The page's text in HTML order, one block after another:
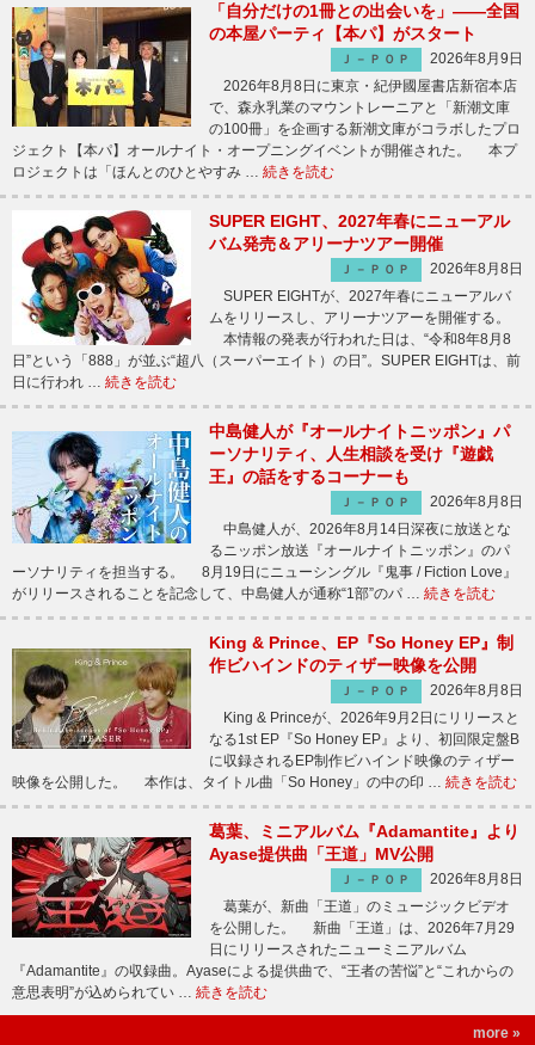
「自分だけの1冊との出会いを」――全国
の本屋パーティ【本パ】がスタート
Ｊ－ＰＯＰ
2026年8月9日
2026年8月8日に東京・紀伊國屋書店新宿本店
で、森永乳業のマウントレーニアと「新潮文庫
の100冊」を企画する新潮文庫がコラボしたプロ
ジェクト【本パ】オールナイト・オープニングイベントが開催された。 本プ
ロジェクトは「ほんとのひとやすみ … 続きを読む
SUPER EIGHT、2027年春にニューアル
バム発売＆アリーナツアー開催
Ｊ－ＰＯＰ
2026年8月8日
SUPER EIGHTが、2027年春にニューアルバ
ムをリリースし、アリーナツアーを開催する。
本情報の発表が行われた日は、“令和8年8月8
日”という「888」が並ぶ“超八（スーパーエイト）の日”。SUPER EIGHTは、前
日に行われ … 続きを読む
中島健人が『オールナイトニッポン』パ
ーソナリティ、人生相談を受け『遊戯
王』の話をするコーナーも
Ｊ－ＰＯＰ
2026年8月8日
中島健人が、2026年8月14日深夜に放送とな
るニッポン放送『オールナイトニッポン』のパ
ーソナリティを担当する。 8月19日にニューシングル『鬼事 / Fiction Love』
がリリースされることを記念して、中島健人が通称“1部”のパ … 続きを読む
King & Prince、EP『So Honey EP』制
作ビハインドのティザー映像を公開
Ｊ－ＰＯＰ
2026年8月8日
King & Princeが、2026年9月2日にリリースと
なる1st EP『So Honey EP』より、初回限定盤B
に収録されるEP制作ビハインド映像のティザー
映像を公開した。 本作は、タイトル曲「So Honey」の中の印 … 続きを読む
葛葉、ミニアルバム『Adamantite』より
Ayase提供曲「王道」MV公開
Ｊ－ＰＯＰ
2026年8月8日
葛葉が、新曲「王道」のミュージックビデオ
を公開した。 新曲「王道」は、2026年7月29
日にリリースされたニューミニアルバム
『Adamantite』の収録曲。Ayaseによる提供曲で、“王者の苦悩”と“これからの
意思表明”が込められてい … 続きを読む
more »